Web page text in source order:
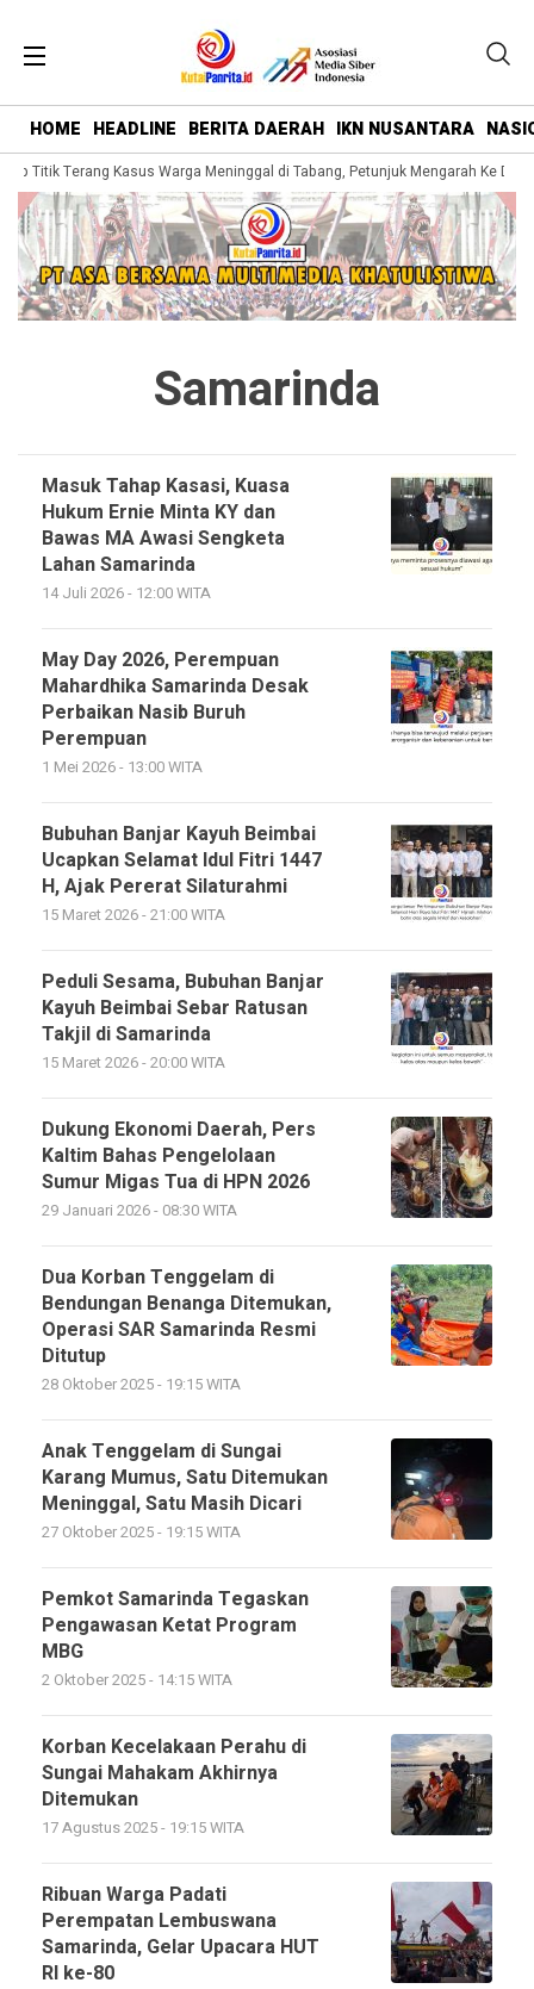
HOME HEADLINE BERITA DAERAH IKN NUSANTARA
Titik Terang Kasus Warga Meninggal di Tabang, Petunjuk Mengarah Ke
Samarinda
Masuk Tahap Kasasi, Kuasa
Hukum Ernie Minta KY dan
Bawas MA Awasi Sengketa
Lahan Samarinda
14 Juli 2026 - 12:00 WITA
May Day 2026, Perempuan
Mahardhika Samarinda Desak
Perbaikan Nasib Buruh
Perempuan
1 Mei 2026 - 13:00 WITA
Bubuhan Banjar Kayuh Beimbai
Ucapkan Selamat Idul Fitri 1447
H, Ajak Pererat Silaturahmi
15 Maret 2026 - 21:00 WITA
Peduli Sesama, Bubuhan Banjar
Kayuh Beimbai Sebar Ratusan
Takjil di Samarinda
15 Maret 2026 - 20:00 WITA
Dukung Ekonomi Daerah, Pers
Kaltim Bahas Pengelolaan
Sumur Migas Tua di HPN 2026
29 Januari 2026 - 08:30 WITA
Dua Korban Tenggelam di
Bendungan Benanga Ditemukan,
Operasi SAR Samarinda Resmi
Ditutup
28 Oktober 2025 - 19:15 WITA
Anak Tenggelam di Sungai
Karang Mumus, Satu Ditemukan
Meninggal, Satu Masih Dicari
27 Oktober 2025 - 19:15 WITA
Pemkot Samarinda Tegaskan
Pengawasan Ketat Program
MBG
2 Oktober 2025 - 14:15 WITA
Korban Kecelakaan Perahu di
Sungai Mahakam Akhirnya
Ditemukan
17 Agustus 2025 - 19:15 WITA
Ribuan Warga Padati
Perempatan Lembuswana
Samarinda, Gelar Upacara HUT
RI ke-80